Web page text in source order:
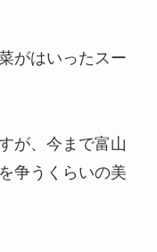
がはいったスー
が、今まで富山
争うくらいの美